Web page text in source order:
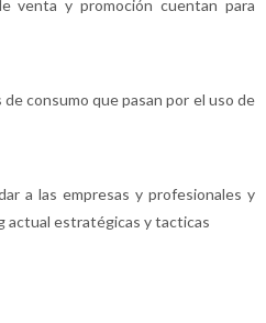
venta y promoción cuentan para
consumo que pasan por el uso de
a las empresas y profesionales y
actual estratégicas y tacticas